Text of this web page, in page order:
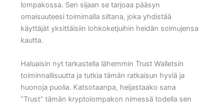
lompakossa. Sen sijaan se tarjoaa pääsyn
omaisuuteesi toimimalla siltana, joka yhdistää
käyttäjät yksittäisiin lohkoketjuihin heidän solmujensa
kautta.
Haluaisin nyt tarkastella lähemmin Trust Walletsin
toiminnallisuutta ja tutkia tämän ratkaisun hyviä ja
huonoja puolia. Katsotaanpa, heijastaako sana
”Trust” tämän kryptolompakon nimessä todella sen